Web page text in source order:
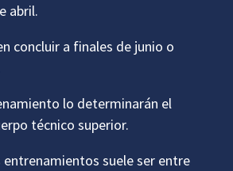
abril.
concluir a finales de junio o
lo determinarán el
técnico superior.
entrenamientos suele ser entre